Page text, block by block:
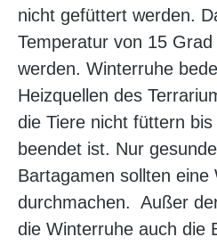
nicht gefüttert werden.
Temperatur von 15
werden. Winterruhe
Heizquellen des
die Tiere nicht füttern
beendet ist. Nur
Bartagamen sollten eine
durchmachen. Außer
die Winterruhe auch die